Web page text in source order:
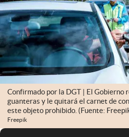
Confirmado por la DGT | El Gobierno
guanteras y le quitará el carnet de
este objeto prohibido. (Fuente:
Freepik